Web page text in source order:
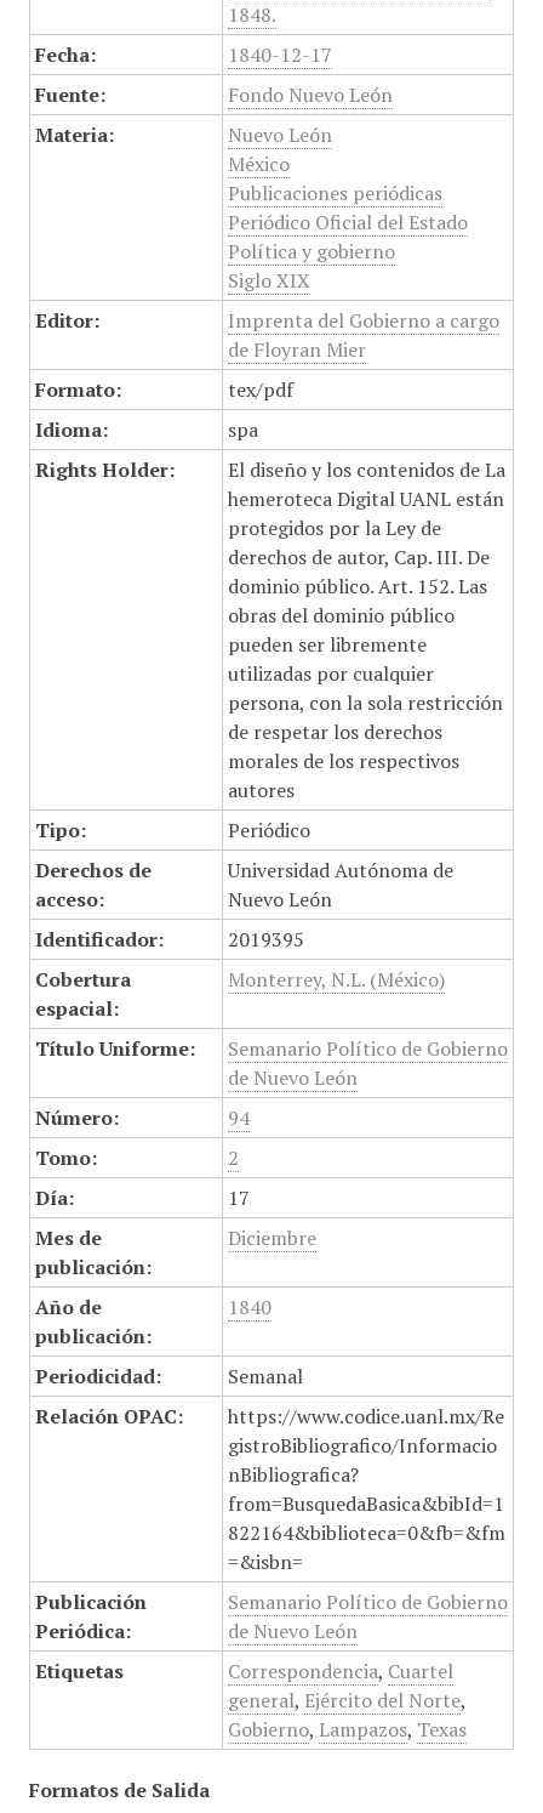
1848.
Fecha:
1840-12-17
Fuente:
Fondo Nuevo León
Materia:
Nuevo León
México
Publicaciones periódicas
Periódico Oficial del Estado
Política y gobierno
Siglo XIX
Editor:
Imprenta del Gobierno a cargo
de Floyran Mier
Formato:
tex/pdf
Idioma:
spa
Rights Holder:
El diseño y los contenidos de La
hemeroteca Digital UANL están
protegidos por la Ley de
derechos de autor, Cap. III. De
dominio público. Art. 152. Las
obras del dominio público
pueden ser libremente
utilizadas por cualquier
persona, con la sola restricción
de respetar los derechos
morales de los respectivos
autores
Tipo:
Periódico
Derechos de
acceso:
Universidad Autónoma de
Nuevo León
Identificador:
2019395
Cobertura
espacial:
Monterrey, N.L. (México)
Título Uniforme:
Semanario Político de Gobierno
de Nuevo León
Número:
94
Tomo:
2
Día:
17
Mes de
publicación:
Diciembre
Año de
publicación:
1840
Periodicidad:
Semanal
Relación OPAC:
https://www.codice.uanl.mx/Re
gistroBibliografico/Informacio
nBibliografica?
from=BusquedaBasica&bibId=1
822164&biblioteca=0&fb=&fm
=&isbn=
Publicación
Periódica:
Semanario Político de Gobierno
de Nuevo León
Etiquetas
Correspondencia, Cuartel
general, Ejército del Norte,
Gobierno, Lampazos, Texas
Formatos de Salida